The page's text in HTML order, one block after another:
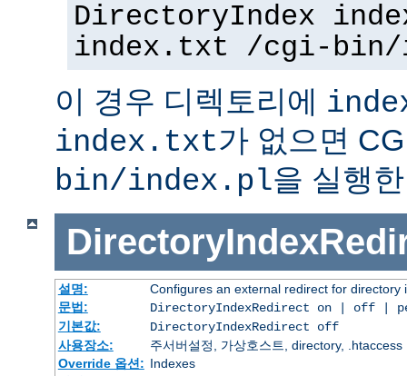
DirectoryIndex
index.txt /cgi-bin/
이 경우 디렉토리에
index.txt가 없으면
bin/index.pl을 실행
설명:
Configures an external redirect for directory
문법:
DirectoryIndexRedirect on | off |
기본값:
DirectoryIndexRedirect off
사용장소:
주서버설정, 가상호스트, directory, .htaccess
Override 옵션: Indexes